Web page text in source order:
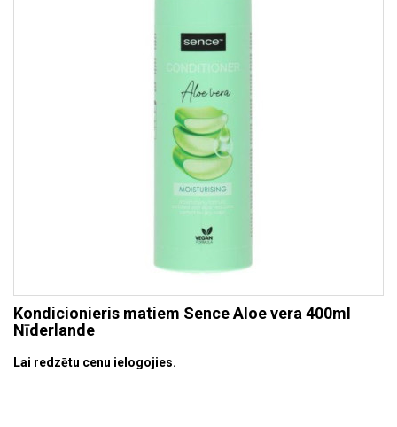
Kondicionieris matiem Sence Aloe vera 400ml
Nīderlande
Lai redzētu cenu ielogojies.